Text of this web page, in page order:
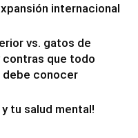
internacional
vs. gatos de
que todo
debe conocer
tu salud mental!